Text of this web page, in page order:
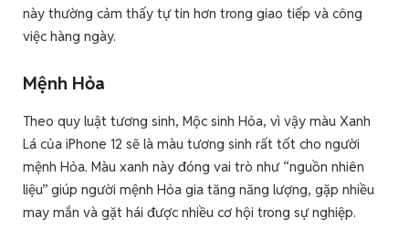
này thường cảm thấy tự tin hơn trong giao tiếp và công
việc hàng ngày.
Mệnh Hỏa
Theo quy luật tương sinh, Mộc sinh Hỏa, vì vậy màu Xanh
Lá của iPhone 12 sẽ là màu tương sinh rất tốt cho người
mệnh Hỏa. Màu xanh này đóng vai trò như “nguồn nhiên
liệu” giúp người mệnh Hỏa gia tăng năng lượng, gặp nhiều
may mắn và gặt hái được nhiều cơ hội trong sự nghiệp.